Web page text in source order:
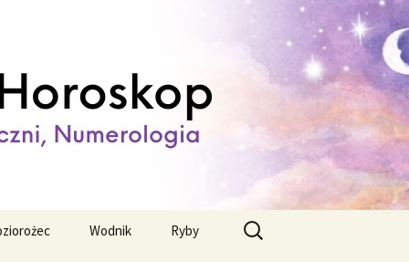
Wodnik Ryby
Szukaj: